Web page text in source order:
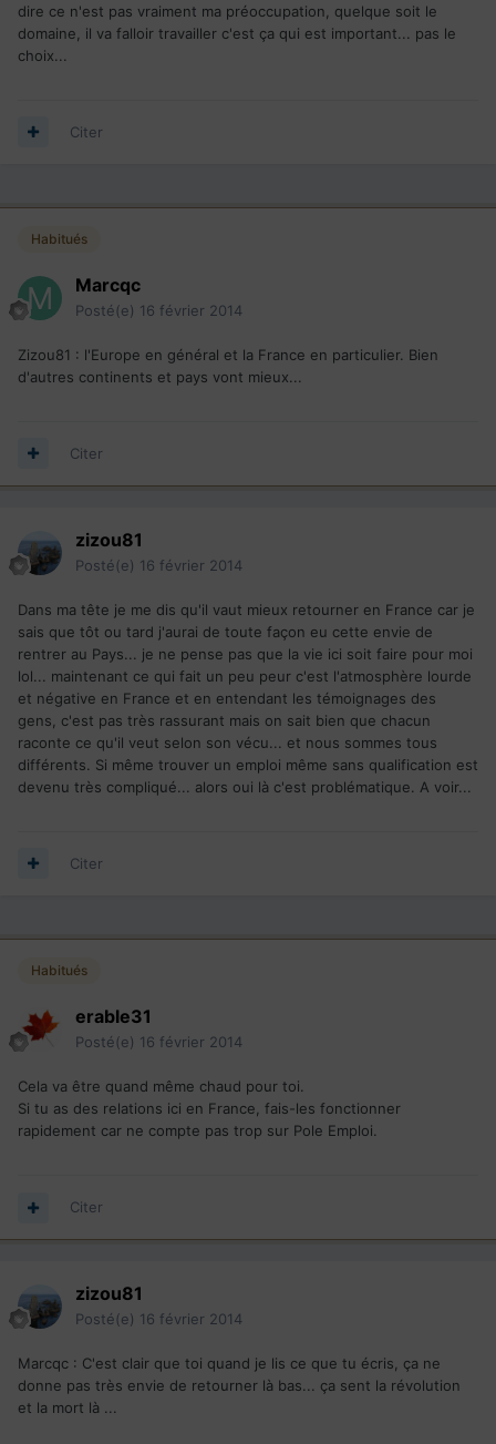
dire ce n'est pas vraiment ma préoccupation, quelque soit le
domaine, il va falloir travailler c'est ça qui est important... pas le
choix...
Citer
Habitués
Marcqc
Posté(e) 16 février 2014
Zizou81 : l'Europe en général et la France en particulier. Bien
d'autres continents et pays vont mieux...
Citer
zizou81
Posté(e) 16 février 2014
Dans ma tête je me dis qu'il vaut mieux retourner en France car je
sais que tôt ou tard j'aurai de toute façon eu cette envie de
rentrer au Pays... je ne pense pas que la vie ici soit faire pour moi
lol... maintenant ce qui fait un peu peur c'est l'atmosphère lourde
et négative en France et en entendant les témoignages des
gens, c'est pas très rassurant mais on sait bien que chacun
raconte ce qu'il veut selon son vécu... et nous sommes tous
différents. Si même trouver un emploi même sans qualification est
devenu très compliqué... alors oui là c'est problématique. A voir...
Citer
Habitués
erable31
Posté(e) 16 février 2014
Cela va être quand même chaud pour toi.
Si tu as des relations ici en France, fais-les fonctionner
rapidement car ne compte pas trop sur Pole Emploi.
Citer
zizou81
Posté(e) 16 février 2014
Marcqc : C'est clair que toi quand je lis ce que tu écris, ça ne
donne pas très envie de retourner là bas... ça sent la révolution
et la mort là ...